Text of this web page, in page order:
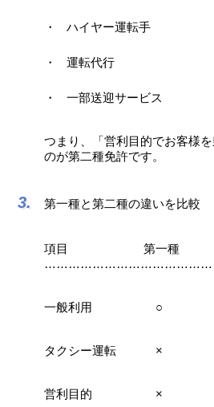
ハイヤー運転手
運転代行
一部送迎サービス
つまり、「営利目的でお客様
のが第二種免許です。
第一種と第二種の違いを比較
項目 第一種 第
一般利用 ○
タクシー運転 ×
営利目的 ×